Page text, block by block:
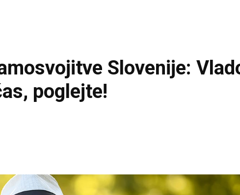
Slovenije:
poglejte!